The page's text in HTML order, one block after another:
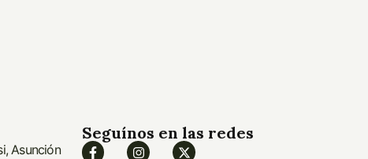
Asunción
Seguínos en las redes